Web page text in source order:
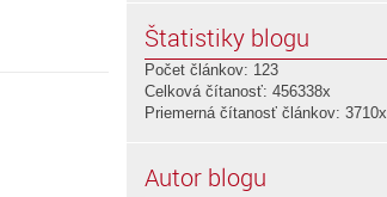
Štatistiky blogu
Počet článkov: 123
Celková čítanosť: 456338x
Priemerná čítanosť článkov: 3710x
Autor blogu